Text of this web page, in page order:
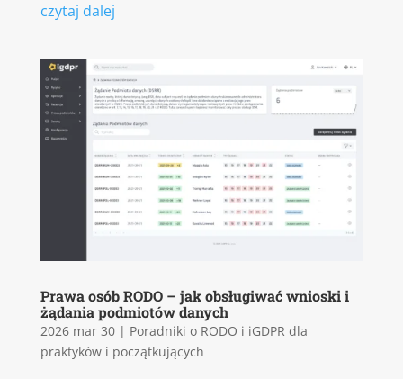
czytaj dalej
Prawa osób RODO – jak obsługiwać wnioski i
żądania podmiotów danych
2026 mar 30| Poradniki o RODO i iGDPR dla
praktyków i początkujących